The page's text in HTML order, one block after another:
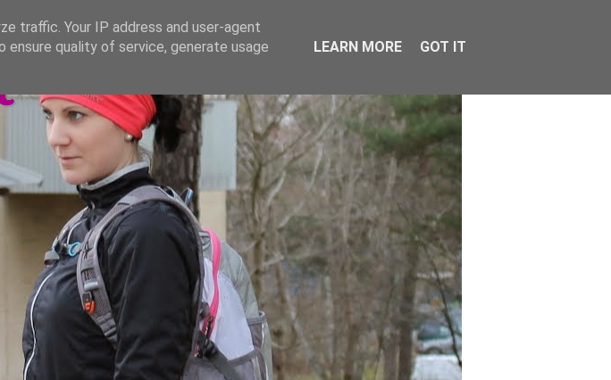
traffic. Your IP address and user-agent
quality of service, generate usage
LEARN MORE GOT IT